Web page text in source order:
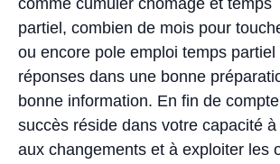
comme cumuler chomage et temps
partiel, combien de mois pour
ou encore pole emploi temps
réponses dans une bonne
bonne information. En fin de
succès réside dans votre capacité
aux changements et à exploiter les